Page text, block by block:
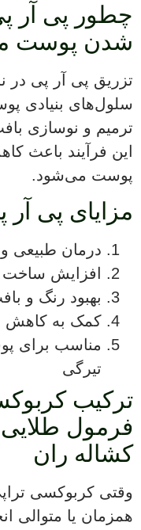
چطور پی آر
شدن پوست
تزریق پی آر پی در
سلول‌های بنیادی
ترمیم و نوسازی
این فرآیند باعث
پوست می‌شود.
مزایای پی آر
درمان طبیعی
افزایش ساخت
بهبود رنگ و
کمک به کاهش
مناسب برای
تیرگی
ترکیب
فرمول طلایی
کشاله ران
وقتی کربوکسی
همزمان یا متوالی